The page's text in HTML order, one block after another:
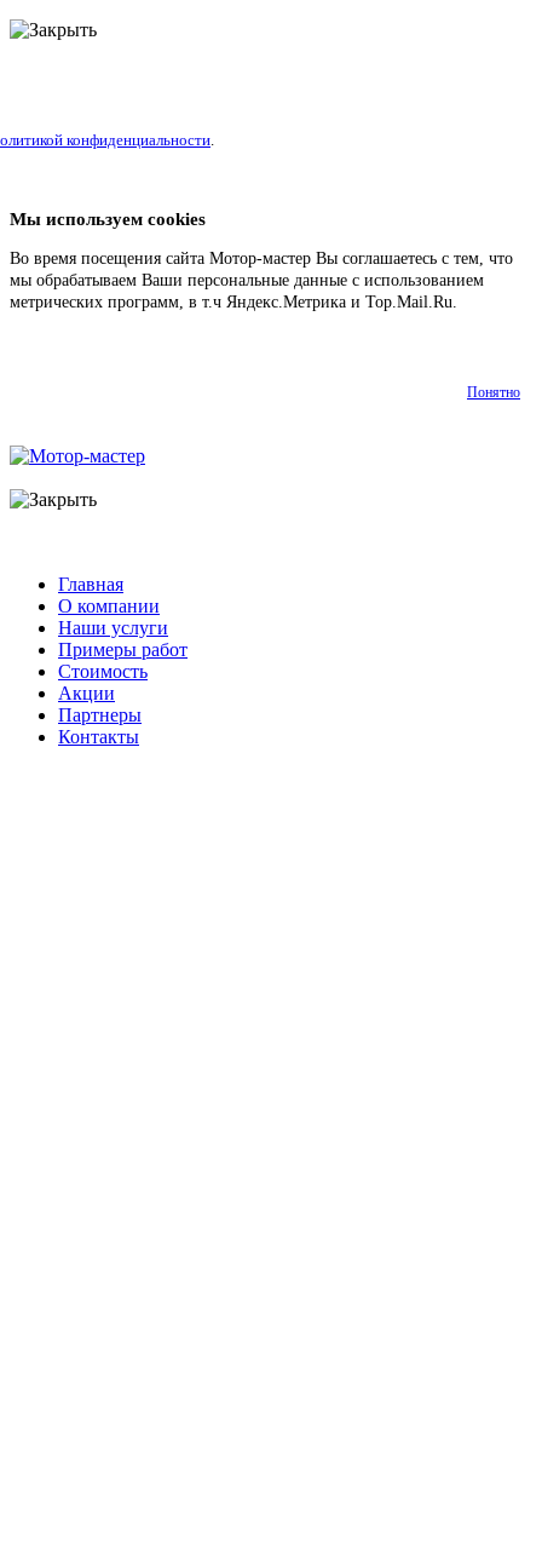
конфиденциальности.
Мы используем cookies
Во время посещения сайта Мотор-мастер Вы соглашаетесь с тем, что
мы обрабатываем Ваши персональные данные с использованием
метрических программ, в т.ч Яндекс.Метрика и Top.Mail.Ru.
Понятно
Главная
О компании
Наши услуги
Примеры работ
Стоимость
Акции
Партнеры
Контакты